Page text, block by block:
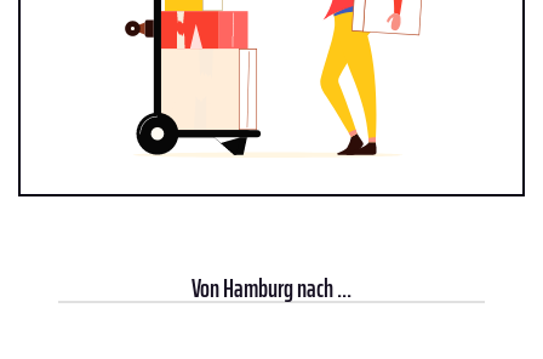
VonHamburgnach ...